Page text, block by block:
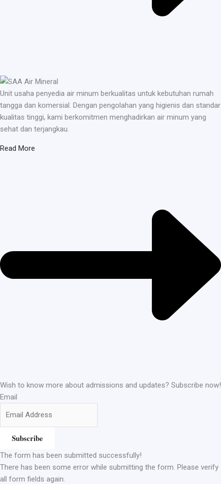
Unit usaha penyedia air minum berkualitas untuk kebutuhan rumah
tangga dan komersial. Dengan pengolahan yang higienis dan standar
kualitas tinggi, kami berkomitmen menghadirkan air minum yang
sehat dan terjangkau.
Read More
Wish to know more about admissions and updates? Subscribe now!
Email
Subscribe
The form has been submitted successfully!
There has been some error while submitting the form. Please verify
all form fields again.